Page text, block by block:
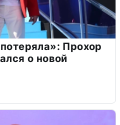
Прохор
о новой